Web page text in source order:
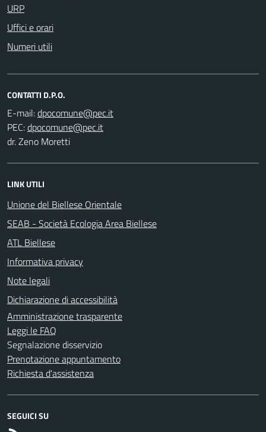
URP
Uffici e orari
Numeri utili
CONTATTI D.P.O.
E-mail:
PEC:
dr. Zeno Moretti
LINK UTILI
Unione del Biellese Orientale
SEAB - Società Ecologia Area Biellese
ATL Biellese
Informativa privacy
Note legali
Dichiarazione di accessibilità
Amministrazione trasparente
Leggi le FAQ
Segnalazione disservizio
Prenotazione appuntamento
Richiesta d'assistenza
SEGUICI SU